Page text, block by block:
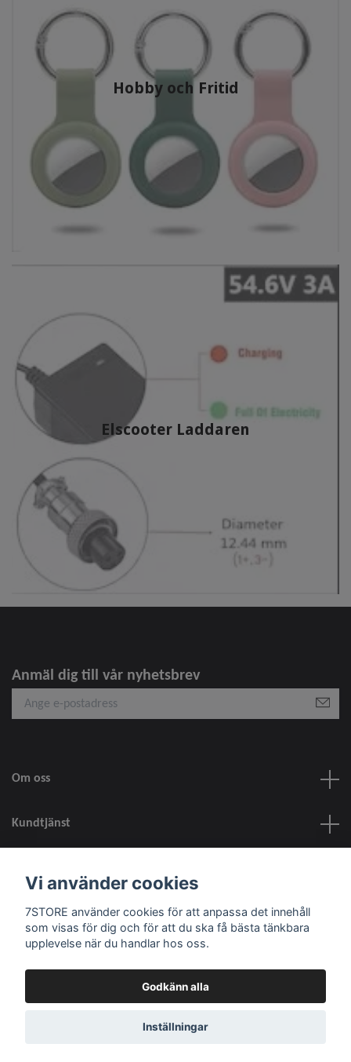
Hobby och Fritid
Elscooter Laddaren
Anmäl dig till vår nyhetsbrev
Om oss
Kundtjänst
Sociala medier
© 2026 7STORE
Vi använder cookies
7STORE använder cookies för att anpassa det innehåll
som visas för dig och för att du ska få bästa tänkbara
upplevelse när du handlar hos oss.
Godkänn alla
Inställningar